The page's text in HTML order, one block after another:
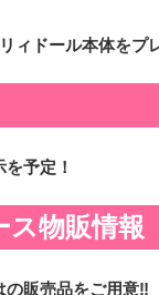
ィドール本体をプ
予定！
物販情報
の販売品をご用意‼